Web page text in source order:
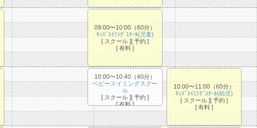
09:00〜10:00（60分）
ｷｯｽﾞｽｲﾐﾝｸﾞｽｸｰﾙ(児童)
[ スクール ][ 予約 ]
[ 有料 ]
10:00〜10:40（40分）
ベビースイミングスクー
ル
[ スクール ][ 予約 ]
[ 有料 ]
10:00〜11:00（60分）
ｷｯｽﾞｽｲﾐﾝｸﾞｽｸｰﾙ(幼児)
[ スクール ][ 予約 ]
[ 有料 ]